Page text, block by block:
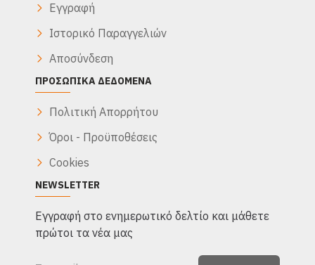
Εγγραφή
Ιστορικό Παραγγελιών
Αποσύνδεση
ΠΡΟΣΩΠΙΚΆ ΔΕΔΟΜΈΝΑ
Πολιτική Απορρήτου
Όροι - Προϋποθέσεις
Cookies
NEWSLETTER
Eγγραφή στο ενημερωτικό δελτίο και μάθετε
πρώτοι τα νέα μας